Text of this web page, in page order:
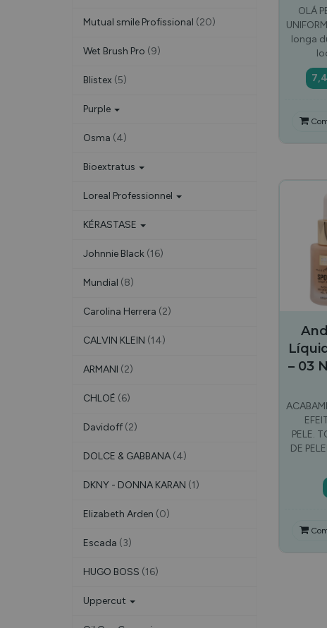
Mutual smile Profissional (20)
Wet Brush Pro (9)
Blistex (5)
Purple
Osma (4)
Bioextratus
Loreal Professionnel
KÉRASTASE
Johnnie Black (16)
Mundial (8)
Carolina Herrera (2)
CALVIN KLEIN (14)
ARMANI (2)
CHLOÉ (6)
Davidoff (2)
DOLCE & GABBANA (4)
DKNY - DONNA KARAN (1)
Elizabeth Arden (0)
Escada (3)
HUGO BOSS (16)
Uppercut
OLÁ
longa
– 03
PELE.
DE